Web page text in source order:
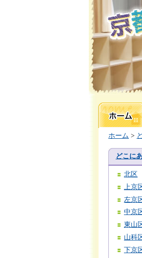
ホーム
ホーム >
どこに
北区
上京
左京
中京
東山
山科
下京